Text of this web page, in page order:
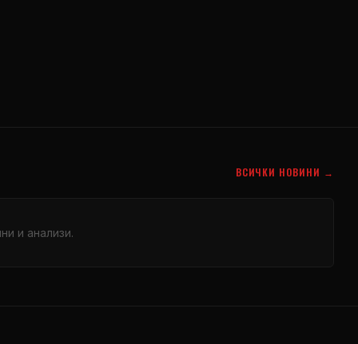
ВСИЧКИ НОВИНИ →
и анализи.